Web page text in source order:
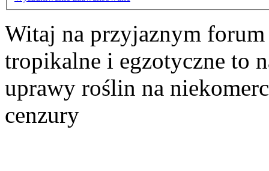
Witaj na przyjaznym
tropikalne i egzotyczne to
uprawy roślin na
cenzury